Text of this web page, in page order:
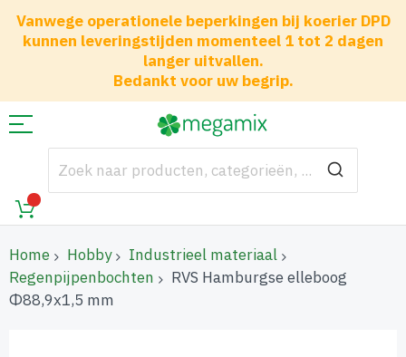
Vanwege operationele beperkingen bij koerier DPD
kunnen leveringstijden momenteel 1 tot 2 dagen
langer uitvallen.
Bedankt voor uw begrip.
Home Hobby
Industrieel materiaal
Regenpijpenbochten
RVS Hamburgse elleboog
Φ88,9x1,5 mm